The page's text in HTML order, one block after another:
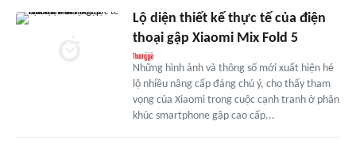
Lộ diện thiết kế thực tế của điện
thoại gập Xiaomi Mix Fold 5
Những hình ảnh và thông số mới xuất hiện hé
lộ nhiều nâng cấp đáng chú ý, cho thấy tham
vọng của Xiaomi trong cuộc cạnh tranh ở phân
khúc smartphone gập cao cấp...